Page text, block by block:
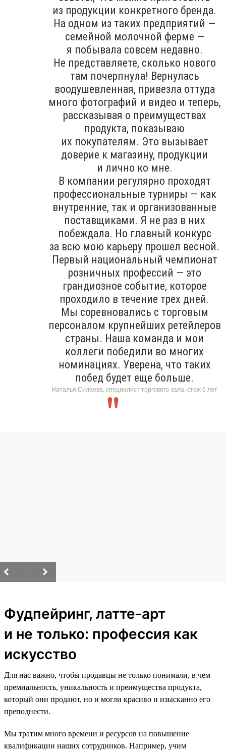
из продукции конкретного бренда.
На одном из таких предприятий —
семейной молочной ферме —
я побывала совсем недавно.
Не представляете, сколько нового
там почерпнула! Вернулась
воодушевленная, привезла оттуда
много фотографий и видео и теперь,
рассказывая о преимуществах
продукта, показываю
их покупателям. Это вызывает
доверие к магазину, продукции
и лично ко мне.
В компании регулярно проходят
профессиональные турниры — как
внутренние, так и организованные
поставщиками. Я не раз в них
побеждала. Но главный конкурс
за всю мою карьеру прошел весной.
Первый национальный чемпионат
розничных профессий — это
грандиозное событие, которое
проходило в течение трех дней.
Мы соревновались с торговым
персоналом крупнейших ретейлеров
страны. Наша команда и мои
коллеги победили во многих
номинациях. Уверена, что таких
побед будет еще больше.
Наталья Силаева, специалист торгового зала, стаж 6 лет
Фудпейринг, латте-арт
и не только: профессия как
искусство
Для нас важно, чтобы продавцы не только понимали, в чем
премиальность, уникальность и преимущества продукта,
который они продают, но и могли красиво и изысканно его
преподнести.
Мы тратим много времени и ресурсов на повышение
квалификации наших сотрудников. Например, учим